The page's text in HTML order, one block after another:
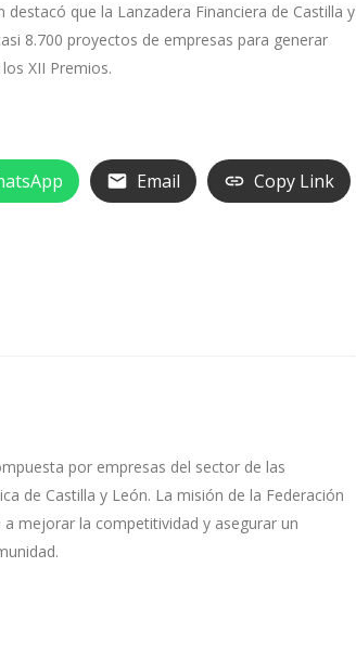
que la Lanzadera Financiera de Castilla y
8.700 proyectos de empresas para generar
XII Premios.
Email Copy Link
por empresas del sector de las
de Castilla y León. La misión de la Federación
mejorar la competitividad y asegurar un